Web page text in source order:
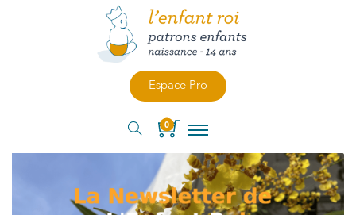
Espace Pro
0